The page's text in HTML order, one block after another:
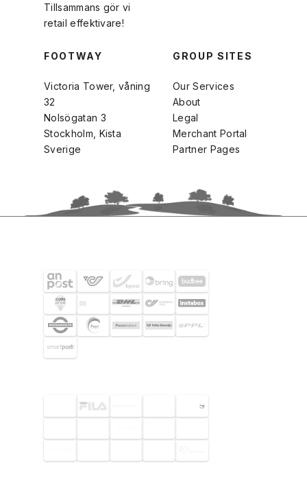
Tillsammans gör vi
retail effektivare!
FOOTWAY
Victoria Tower, våning
32
Nolsögatan 3
Stockholm, Kista
Sverige
GROUP SITES
Our Services
About
Legal
Merchant Portal
Partner Pages